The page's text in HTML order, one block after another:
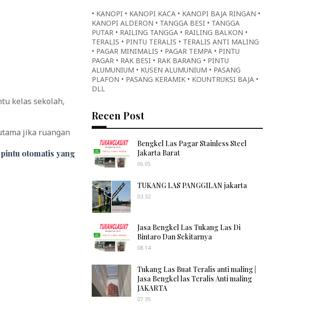
kelas sekolah,
jika ruangan
otomatis yang
• KANOPI • KANOPI KACA • KANOPI BAJA RINGAN •
KANOPI ALDERON • TANGGA BESI • TANGGA
PUTAR • RAILING TANGGA • RAILING BALKON •
TERALIS • PINTU TERALIS • TERALIS ANTI MALING
• PAGAR MINIMALIS • PAGAR TEMPA • PINTU
PAGAR • RAK BESI • RAK BARANG • PINTU
ALUMUNIUM • KUSEN ALUMUNIUM • PASANG
PLAFON • PASANG KERAMIK • KOUNTRUKSI BAJA •
DLL
Recen Post
Bengkel Las Pagar Stainless Steel
Jakarta Barat
06.05
TUKANG LAS PANGGILAN jakarta
03.32
Jasa Bengkel Las Tukang Las Di
Bintaro Dan Sekitarnya
08.14
Tukang Las Buat Teralis anti maling |
Jasa Bengkel las Teralis Anti maling
JAKARTA
07.35